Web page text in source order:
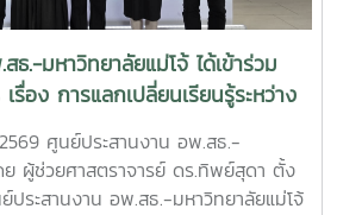
รบดี ผู้ช่วยอธิการบดี คณบดี และผู้
งเสริมวิชาการการเกษตร เข้าร่วม
โดยเข้าร่วม ณ ห้องประชุม จำนวน
ะชุมออนไลน์ Zoom Meeting จำนวน
รั้งนี้มีวาระสำคัญ อาทิเช่น สรุปผลการ
ะชุมวิชาการและนิทรรศการ ครั้งที่ 12
พย์สิ่งสินตน สรุปผลการดำเนินงาน
ธ.-มหาวิทยาลัยแม่โจ้ ได้เข้าร่วม
รื่อง การแลกเปลี่ยนเรียนรู้ระหว่าง
ระจำปีงบประมาณ พ.ศ. 2569
ศูนย์ประสานงาน อพ.สธ.-
ย ผู้ช่วยศาสตราจารย์ ดร.ทิพย์สุดา ตั้ง
ประสานงาน อพ.สธ.-มหาวิทยาลัยแม่โจ้